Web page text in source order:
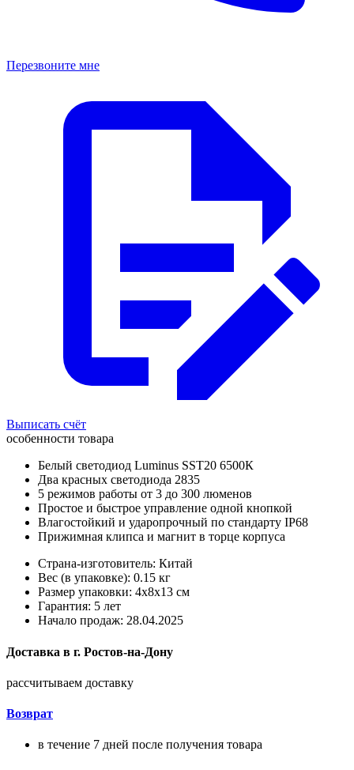
Перезвоните мне
Выписать счёт
особенности товара
Белый светодиод Luminus SST20 6500К
Два красных светодиода 2835
5 режимов работы от 3 до 300 люменов
Простое и быстрое управление одной кнопкой
Влагостойкий и ударопрочный по стандарту IP68
Прижимная клипса и магнит в торце корпуса
Страна-изготовитель: Китай
Вес (в упаковке): 0.15 кг
Размер упаковки: 4x8x13 см
Гарантия: 5 лет
Начало продаж: 28.04.2025
Доставка в г. Ростов-на-Дону
рассчитываем доставку
Возврат
в течение 7 дней после получения товара